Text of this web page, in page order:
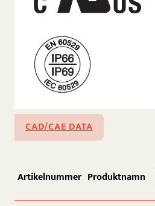
CAD/CAE DATA
Artikelnummer Produktnamn